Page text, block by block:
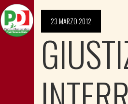
23 MARZO 2012